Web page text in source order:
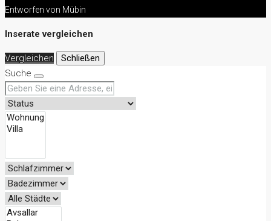
Entworfen von Mübin
Inserate vergleichen
Vergleichen
Schließen
Suche